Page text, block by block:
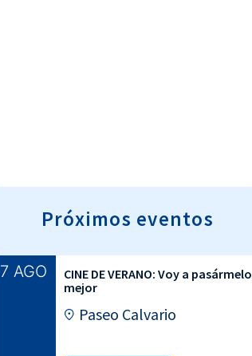
Próximos eventos
7 AGO
CINE DE VERANO: Voy a pasármelo
mejor
Paseo Calvario